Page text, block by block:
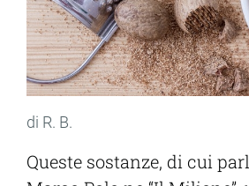
di R. B.
Queste sostanze, di cui